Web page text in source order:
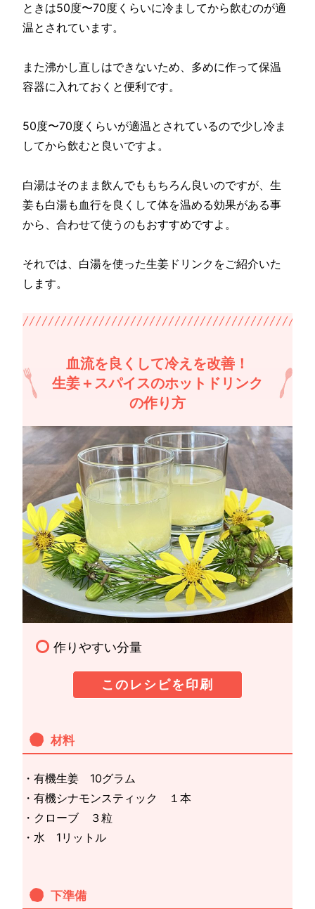
ときは50度〜70度くらいに冷ましてから飲むのが適
温とされています。
また沸かし直しはできないため、多めに作って保温
容器に入れておくと便利です。
50度〜70度くらいが適温とされているので少し冷ま
してから飲むと良いですよ。
白湯はそのまま飲んでももちろん良いのですが、生
姜も白湯も血行を良くして体を温める効果がある事
から、合わせて使うのもおすすめですよ。
それでは、白湯を使った生姜ドリンクをご紹介いた
します。
血流を良くして冷えを改善！
生姜＋スパイスのホットドリンク
の作り方
作りやすい分量
このレシピを印刷
材料
・有機生姜 10グラム
・有機シナモンスティック １本
・クローブ ３粒
・水 1リットル
下準備